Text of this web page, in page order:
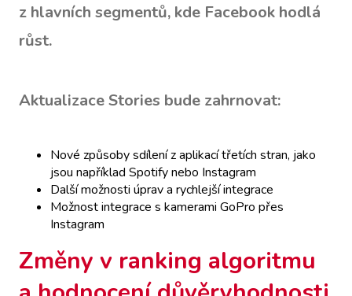
z hlavních segmentů, kde Facebook hodlá
růst.
Aktualizace Stories bude zahrnovat:
Nové způsoby sdílení z aplikací třetích stran, jako
jsou například Spotify nebo Instagram
Další možnosti úprav a rychlejší integrace
Možnost integrace s kamerami GoPro přes
Instagram
Změny v ranking algoritmu